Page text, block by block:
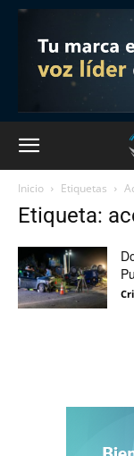
Inicio Etiquetas
Etiqueta: